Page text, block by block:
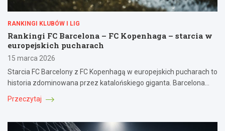
RANKINGI KLUBÓW I LIG
Rankingi FC Barcelona – FC Kopenhaga – starcia w
europejskich pucharach
15 marca 2026
Starcia FC Barcelony z FC Kopenhagą w europejskich pucharach to
historia zdominowana przez katalońskiego giganta. Barcelona…
Przeczytaj